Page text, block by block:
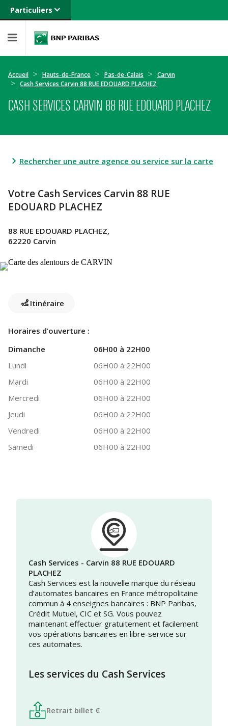
Particuliers
Banque privée
Entreprises
Accueil Hauts-de-France Pas-de-Calais
Carvin
Cash Services Carvin 88 RUE EDOUARD PLACHEZ
CASH SERVICES CARVIN 88 RUE EDOUARD PLACHEZ
Rechercher une autre agence ou service sur la carte
Votre Cash Services Carvin 88 RUE
EDOUARD PLACHEZ
88 RUE EDOUARD PLACHEZ,
62220 Carvin
Itinéraire
Horaires d’ouverture :
Dimanche
06H00 à 22H00
Lundi
06H00 à 22H00
Mardi
06H00 à 22H00
Mercredi
06H00 à 22H00
Jeudi
06H00 à 22H00
Vendredi
06H00 à 22H00
Samedi
06H00 à 22H00
Cash Services - Carvin 88 RUE EDOUARD
PLACHEZ
Cash Services est la nouvelle marque du réseau
d’automates bancaires en France métropolitaine
commun à 4 enseignes bancaires : BNP Paribas,
Crédit Mutuel, CIC et SG. Vous pouvez
maintenant effectuer gratuitement et facilement
vos opérations bancaires en libre-service sur
ces automates.
Les services du Cash Services
Retrait billet €